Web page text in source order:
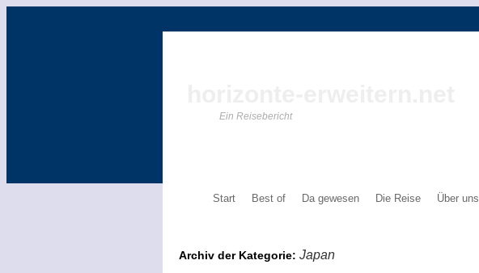
Ein Reisebericht
Start Best of Da gewesen Die Reise Über uns
Archiv der Kategorie: Japan